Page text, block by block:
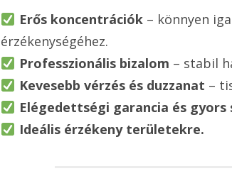
Erős koncentrációk– könnyen
érzékenységéhez.
Professzionális bizalom – stabil
Kevesebb vérzés és duzzanat –
Elégedettségi garancia és gyors
Ideális érzékeny területekre.